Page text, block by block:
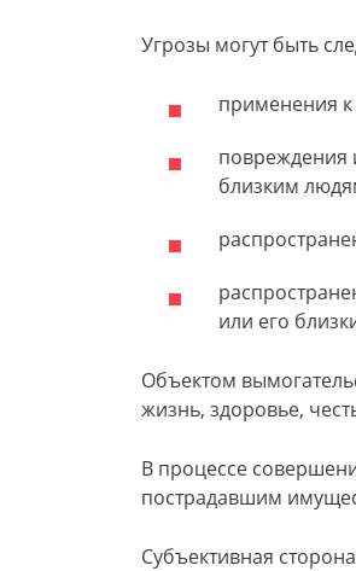
Угрозы могут быть
применения
повреждения
близким
или его
Объектом
жизнь, здоровье,
В процессе
пострадавшим
Субъективная